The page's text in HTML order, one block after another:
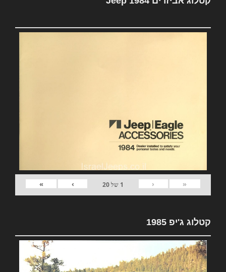
«
‹
1 של20
›
»
קטלוג ג'יפ 1985